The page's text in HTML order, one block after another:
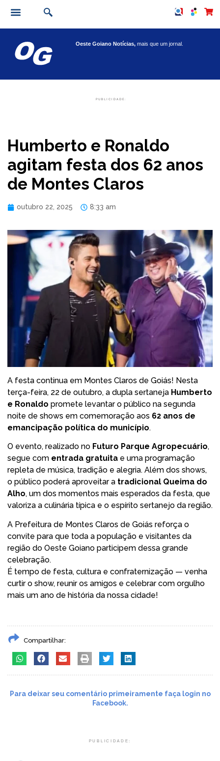
Oeste Goiano Notícias,mais que um jornal.
PUBLICIDADE:
Humberto e Ronaldo
agitam festa dos 62 anos
de Montes Claros
outubro 22, 2025 8:33 am
A festa continua em Montes Claros de Goiás! Nesta
terça-feira, 22 de outubro, a dupla sertaneja Humberto
e Ronaldo promete levantar o público na segunda
noite de shows em comemoração aos 62 anos de
emancipação política do município.
O evento, realizado no Futuro Parque Agropecuário,
segue com entrada gratuita e uma programação
repleta de música, tradição e alegria. Além dos shows,
o público poderá aproveitar a tradicional Queima do
Alho, um dos momentos mais esperados da festa, que
valoriza a culinária típica e o espírito sertanejo da região.
A Prefeitura de Montes Claros de Goiás reforça o
convite para que toda a população e visitantes da
região do Oeste Goiano participem dessa grande
celebração.
É tempo de festa, cultura e confraternização — venha
curtir o show, reunir os amigos e celebrar com orgulho
mais um ano de história da nossa cidade!
Compartilhar:
Para deixar seu comentário primeiramente faça login no
Facebook.
PUBLICIDADE: